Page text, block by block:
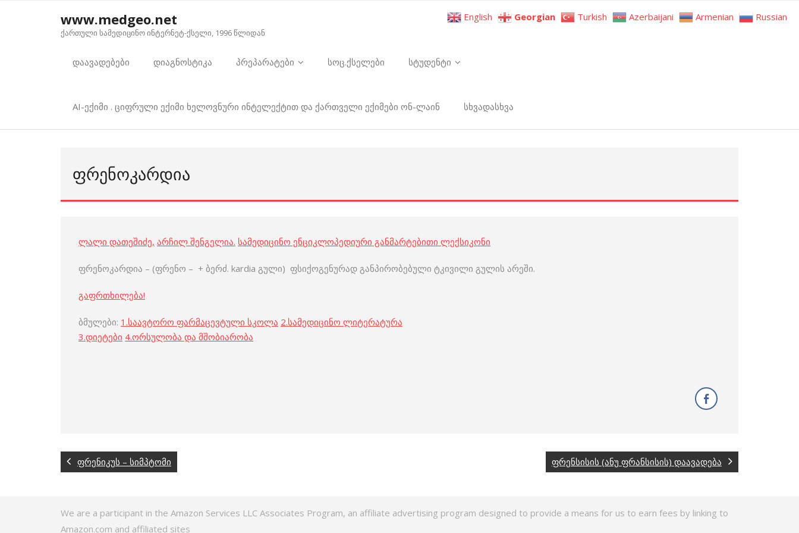
www.medgeo.net
ქართული სამედიცინო ინტერნეტ-ქსელი, 1996 წლიდან
დაავადებები დიაგნოსტიკა პრეპარატები სოც.ქსელები სტუდენტი
AI-ექიმი . ციფრული ექიმი ხელოვნური ინტელექტით და ქართველი ექიმები ონ-ლაინ სხვადასხვა
ᲤᲠᲔᲜᲝᲙᲐᲠᲓᲘᲐ
ლალი დათეშიძე, არჩილ შენგელია. სამედიცინო ენციკლოპედიური განმარტებითი ლექსიკონი
ფრენოკარდია – (ფრენო – + ბერძ. kardia გული) ფსიქოგენურად განპირობებული ტკივილი გულის არეში.
გაფრთხილება!
ბმულები: 1.საავტორო ფარმაცევტული სკოლა 2.სამედიცინო ლიტერატურა
3.დიეტები 4.ორსულობა და მშობიარობა
ფრენიკუს – სიმპტომი ფრენსისის (ანუ ფრანსისის) დაავადება
We are a participant in the Amazon Services LLC Associates Program, an affiliate advertising program designed to provide a means for us to earn fees by linking to
Amazon.com and affiliated sites
English Georgian Turkish Azerbaijani Armenian Russian